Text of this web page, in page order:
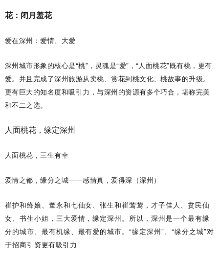
花：闭月羞花
爱在深州：爱情、大爱
深州城市形象的核心是“桃”，灵魂是“爱”，“人面桃花”既有桃，更有
爱。并且完成了深州旅游从卖桃、赏花到桃文化、桃故事的升级。
更有巨大的知名度和吸引力，与深州的资源有多个巧合，堪称完美
和不二之选。
人面桃花，缘定深州
人面桃花，三生有幸
爱情之都，缘分之城——感情真，爱得深（深州）
崔护和绛娘、董永和七仙女、张生和崔莺莺，才子佳人、贫民仙
女、书生小姐，三大爱情，缘定深州。所以，深州是一个最有缘
分的城市、最有机缘、最有爱的城市。“缘定深州”、“缘分之城”对
于招商引资更有吸引力